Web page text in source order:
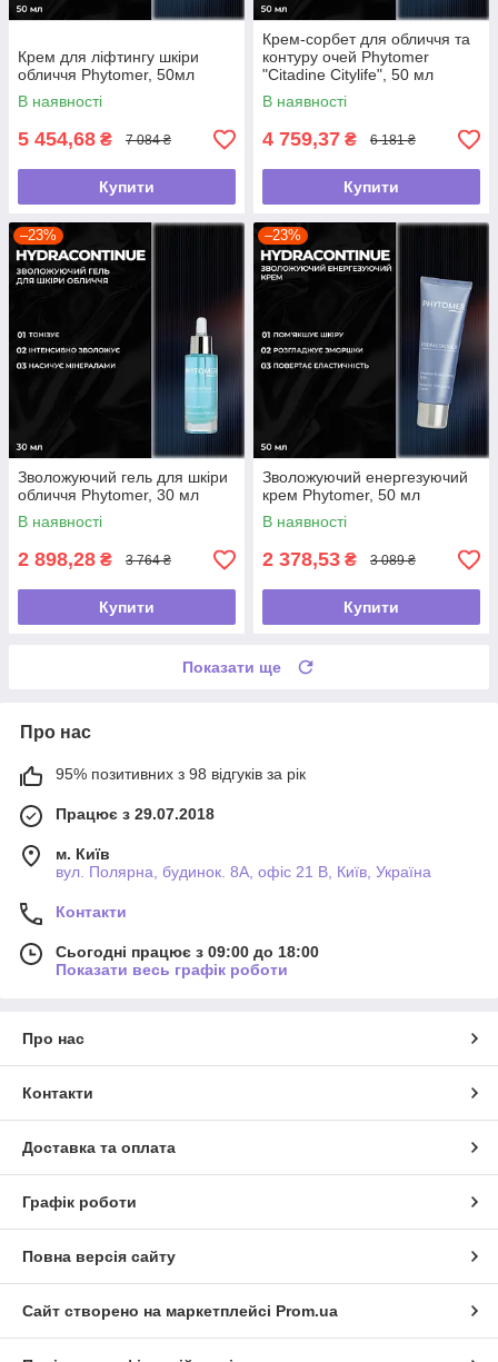
Крем для ліфтингу шкіри
обличчя Phytomer, 50мл
В наявності
5 454,68 ₴ 7 084 ₴
Купити
Крем-сорбет для обличчя та
контуру очей Phytomer
"Citadine Citylife", 50 мл
В наявності
4 759,37 ₴ 6 181 ₴
Купити
–23%
Зволожуючий гель для шкіри
обличчя Phytomer, 30 мл
В наявності
2 898,28 ₴ 3 764 ₴
Купити
–23%
Зволожуючий енергезуючий
крем Phytomer, 50 мл
В наявності
2 378,53 ₴ 3 089 ₴
Купити
Показати ще
Про нас
95% позитивних з 98 відгуків за рік
Працює з 29.07.2018
м. Київ
вул. Полярна, будинок. 8А, офіс 21 В, Київ, Україна
Контакти
Сьогодні працює з 09:00 до 18:00
Показати весь графік роботи
Про нас
Контакти
Доставка та оплата
Графік роботи
Повна версія сайту
Сайт створено на маркетплейсі Prom.ua